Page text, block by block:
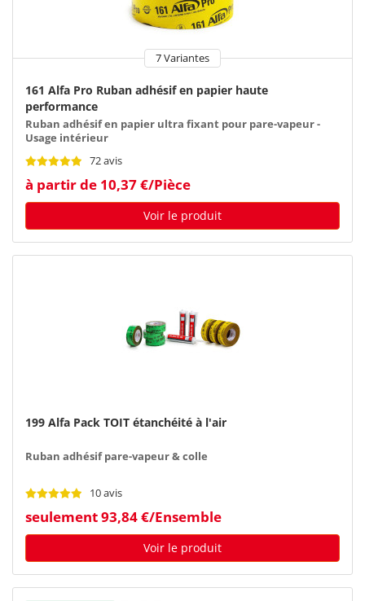
7 Variantes
161 Alfa Pro Ruban adhésif en papier haute
performance
Ruban adhésif en papier ultra fixant pour pare-vapeur -
Usage intérieur
72 avis
à partir de 10,37 €/Pièce
Voir le produit
199 Alfa Pack TOIT étanchéité à l'air
Ruban adhésif pare-vapeur & colle
10 avis
seulement 93,84 €/Ensemble
Voir le produit